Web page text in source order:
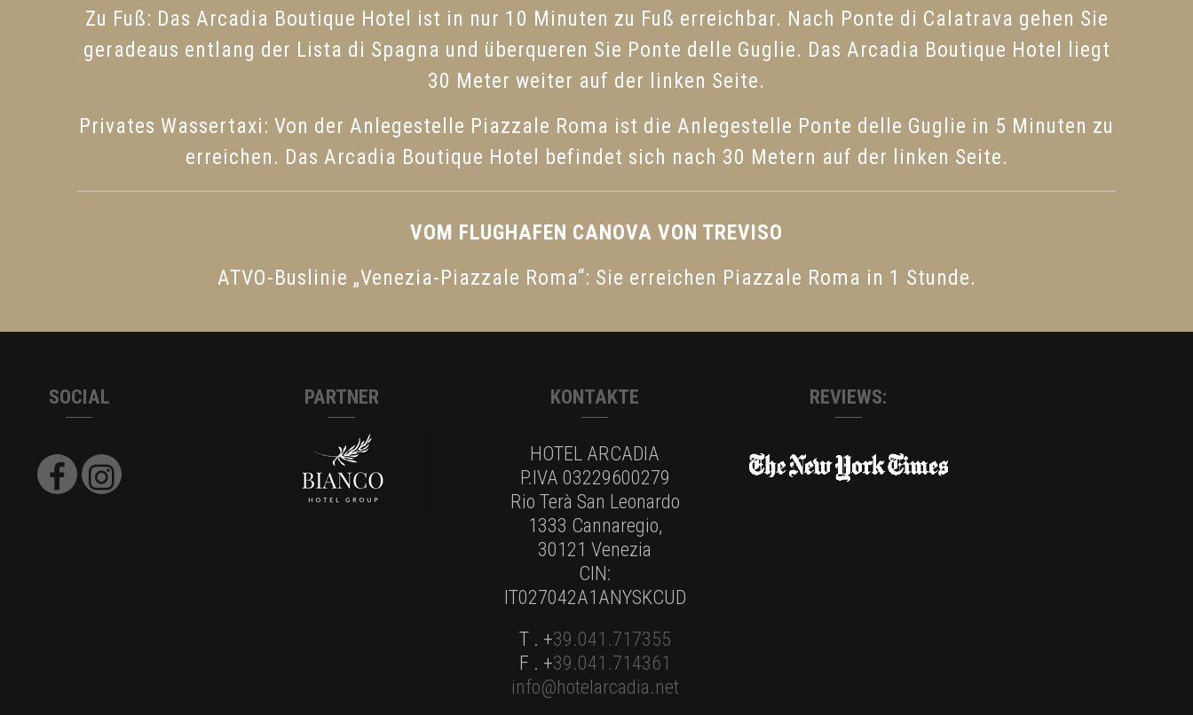
Zu Fuß: Das Arcadia Boutique Hotel ist in nur 10 Minuten zu Fuß erreichbar. Nach Ponte di Calatrava gehen Sie
geradeaus entlang der Lista di Spagna und überqueren Sie Ponte delle Guglie. Das Arcadia Boutique Hotel liegt
30 Meter weiter auf der linken Seite.
Privates Wassertaxi: Von der Anlegestelle Piazzale Roma ist die Anlegestelle Ponte delle Guglie in 5 Minuten zu
erreichen. Das Arcadia Boutique Hotel befindet sich nach 30 Metern auf der linken Seite.
VOM FLUGHAFEN CANOVA VON TREVISO
ATVO-Buslinie „Venezia-Piazzale Roma“: Sie erreichen Piazzale Roma in 1 Stunde.
SOCIAL PARTNER KONTAKTE
HOTEL ARCADIA
P.IVA 03229600279
Rio Terà San Leonardo
1333 Cannaregio,
30121 Venezia
CIN:
IT027042A1ANYSKCUD
T . +39.041.717355
F . +39.041.714361
info@hotelarcadia.net
REVIEWS: